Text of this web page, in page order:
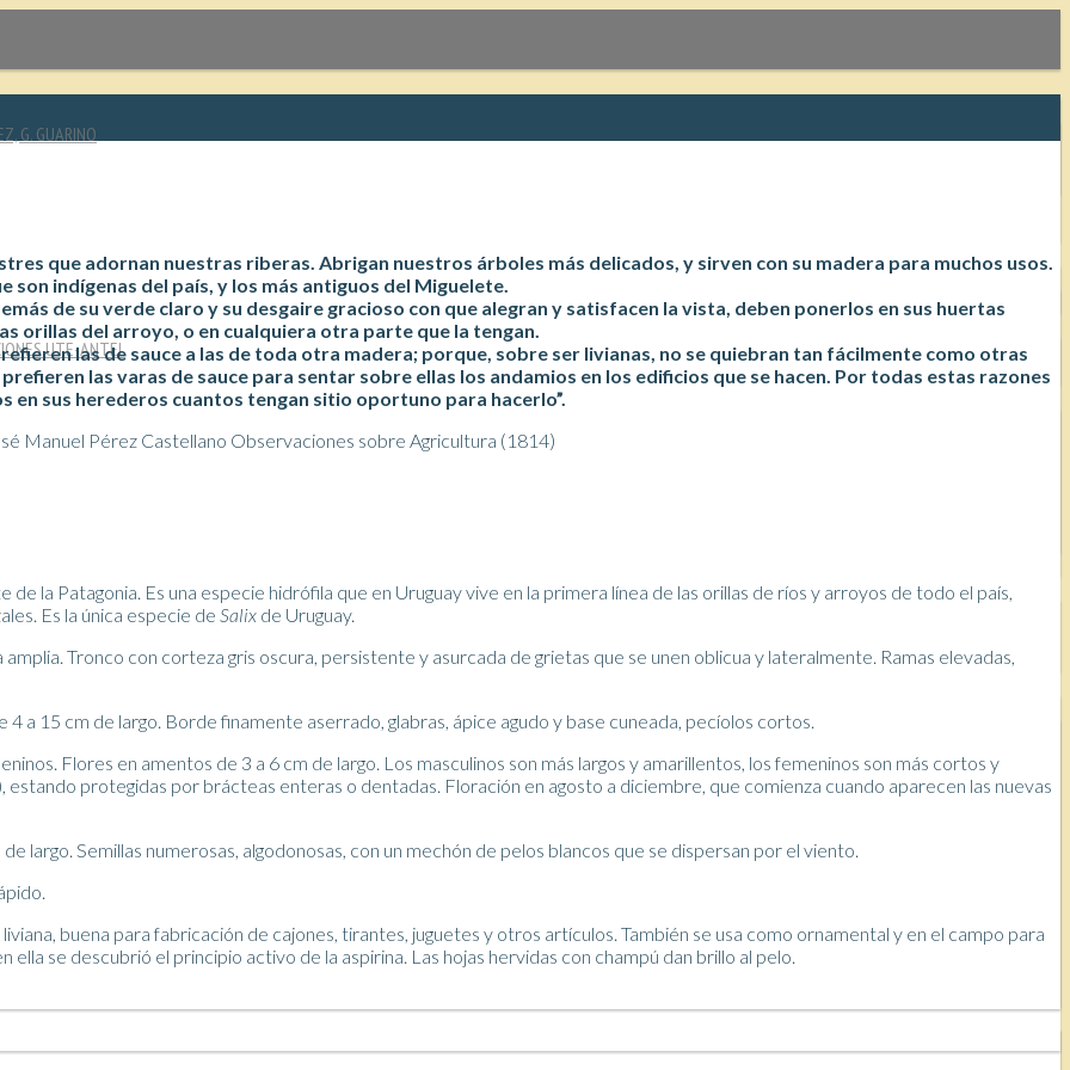
G. GUARINO
UTE-ANTEL
que adornan nuestras riberas. Abrigan nuestros árboles más delicados, y sirven con su madera para muchos usos.
indígenas del país, y los más antiguos del Miguelete.
de su verde claro y su desgaire gracioso con que alegran y satisfacen la vista, deben ponerlos en sus huertas
orillas del arroyo, o en cualquiera otra parte que la tengan.
las de sauce a las de toda otra madera; porque, sobre ser livianas, no se quiebran tan fácilmente como otras
las varas de sauce para sentar sobre ellas los andamios en los edificios que se hacen. Por todas estas razones
en sus herederos cuantos tengan sitio oportuno para hacerlo”.
Manuel Pérez Castellano Observaciones sobre Agricultura (1814)
la Patagonia. Es una especie hidrófila que en Uruguay vive en la primera línea de las orillas de ríos y arroyos de todo el país,
Es la única especie de Salix de Uruguay.
Tronco con corteza gris oscura, persistente y asurcada de grietas que se unen oblicua y lateralmente. Ramas elevadas,
a 15 cm de largo. Borde finamente aserrado, glabras, ápice agudo y base cuneada, pecíolos cortos.
Flores en amentos de 3 a 6 cm de largo. Los masculinos son más largos y amarillentos, los femeninos son más cortos y
protegidas por brácteas enteras o dentadas. Floración en agosto a diciembre, que comienza cuando aparecen las nuevas
largo. Semillas numerosas, algodonosas, con un mechón de pelos blancos que se dispersan por el viento.
buena para fabricación de cajones, tirantes, juguetes y otros artículos. También se usa como ornamental y en el campo para
se descubrió el principio activo de la aspirina. Las hojas hervidas con champú dan brillo al pelo.